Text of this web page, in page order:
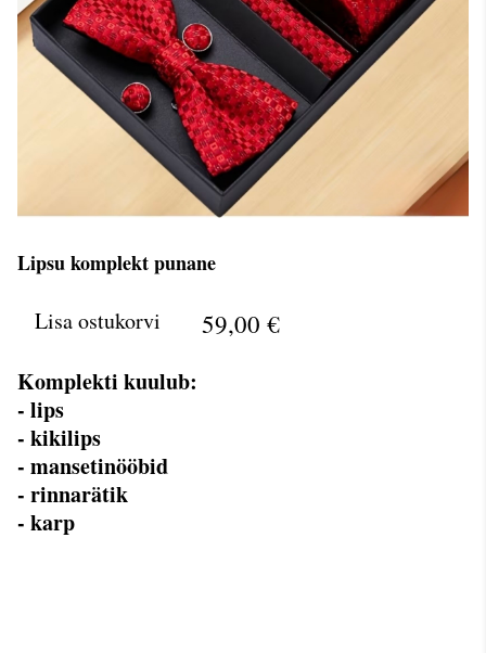
Lipsu komplekt punane
Lisa ostukorvi 59,00 €
Komplekti kuulub:
- lips
- kikilips
- mansetinööbid
- rinnarätik
- karp